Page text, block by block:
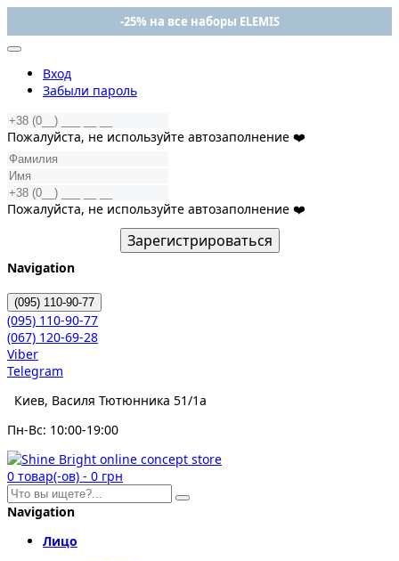
-25% на все наборы ELEMIS
Вход
Забыли пароль
Пожалуйста, не используйте автозаполнение ❤️
Пожалуйста, не используйте автозаполнение ❤️
Зарегистрироваться
Navigation
(095) 110-90-77
(095) 110-90-77
(067) 120-69-28
Viber
Telegram
Киев, Василя Тютюнника 51/1а
Пн-Вс: 10:00-19:00
0 товар(-ов) - 0 грн
Navigation
Лицо